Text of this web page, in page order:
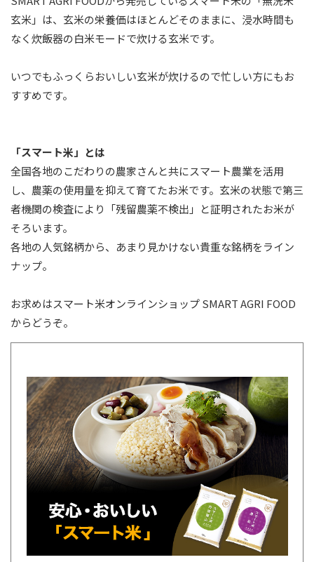
玄米 」は、玄米の栄養価はほとんどそのままに、浸水時間も
なく炊飯器の白米モードで炊ける玄米です。
いつでもふっくらおいしい玄米が炊けるので忙しい方にもお
すすめです。
「スマート米」とは
全国各地のこだわりの農家さんと共にスマート農業を活用
し、農薬の使用量を抑えて育てたお米です。玄米の状態で第三
者機関の検査により「残留農薬不検出」と証明されたお米が
そろいます。
各地の人気銘柄から、あまり見かけない貴重な銘柄をライン
ナップ。
お求めはスマート米オンラインショップSMART AGRI FOOD
からどうぞ。